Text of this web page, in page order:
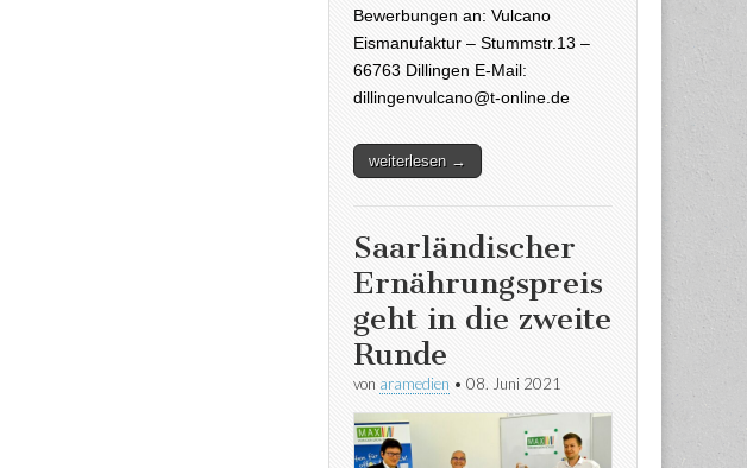
Bewerbungen an: Vulcano
Eismanufaktur – Stummstr.13 –
66763 Dillingen E-Mail:
dillingenvulcano@t-online.de
weiterlesen →
Saarländischer
Ernährungspreis
geht in die zweite
Runde
von aramedien • 08. Juni 2021